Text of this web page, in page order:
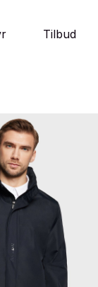
Tilbud